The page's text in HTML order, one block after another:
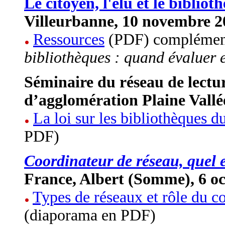
Villeurbanne, 10 novembre
Ressources (PDF)
bibliothèques : quand évaluer
Séminaire du réseau de
d’agglomération Plaine
La loi sur les bibliothèques
PDF)
Coordinateur de réseau, quel
France, Albert (Somme), 6
Types de réseaux et rôle du
(diaporama en PDF)